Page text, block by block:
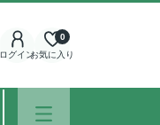
ログインお気に入り
0